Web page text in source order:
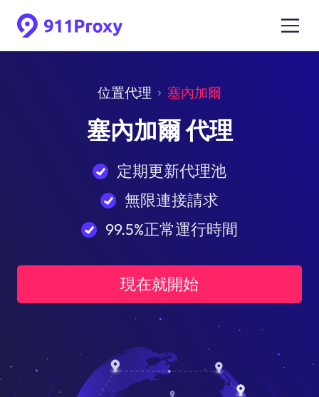
位置代理 塞內加爾
塞內加爾 代理
定期更新代理池
無限連接請求
99.5%正常運行時間
現在就開始